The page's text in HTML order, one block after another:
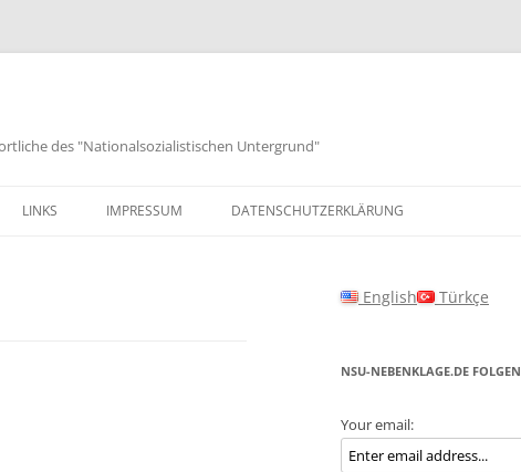
des "Nationalsozialistischen Untergrund"
LINKS IMPRESSUM DATENSCHUTZERKLÄRUNG
English Türkçe
NSU-NEBENKLAGE.DE FOLGEN
Your email: